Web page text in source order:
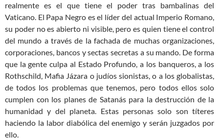
realmente es el que tiene el poder tras bambalinas del
Vaticano. El Papa Negro es el líder del actual Imperio Romano,
su poder no es abierto ni visible, pero es quien tiene el control
del mundo a través de la fachada de muchas organizaciones,
corporaciones, bancos y sectas secretas a su mando. De forma
que la gente culpa al Estado Profundo, a los banqueros, a los
Rothschild, Mafia Jázara o judíos sionistas, o a los globalistas,
de todos los problemas que tenemos, pero todos ellos solo
cumplen con los planes de Satanás para la destrucción de la
humanidad y del planeta. Estas personas solo son títeres
haciendo la labor diabólica del enemigo y serán juzgados por
ello.